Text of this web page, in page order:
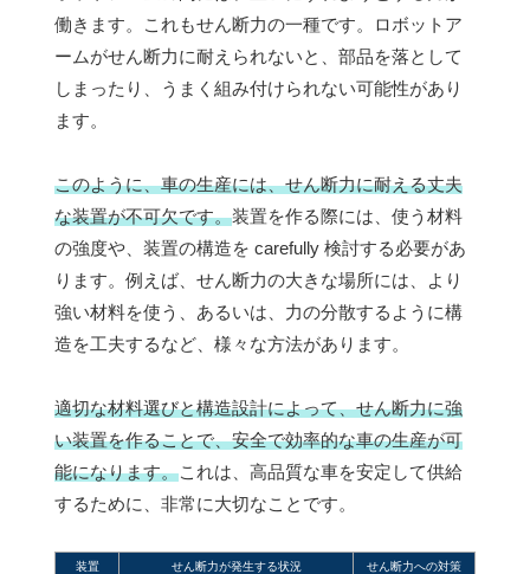
働きます。これもせん断力の一種です。ロボットア
ームがせん断力に耐えられないと、部品を落として
しまったり、うまく組み付けられない可能性があり
ます。
このように、車の生産には、せん断力に耐える丈夫
な装置が不可欠です。装置を作る際には、使う材料
の強度や、装置の構造を carefully 検討する必要があ
ります。例えば、せん断力の大きな場所には、より
強い材料を使う、あるいは、力の分散するように構
造を工夫するなど、様々な方法があります。
適切な材料選びと構造設計によって、せん断力に強
い装置を作ることで、安全で効率的な車の生産が可
能になります。これは、高品質な車を安定して供給
するために、非常に大切なことです。
装置 せん断力が発生する状況 せん断力への対策